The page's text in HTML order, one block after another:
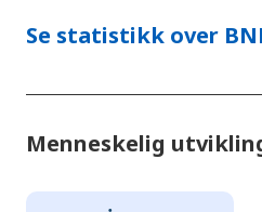
Se statistikk over
Menneskelig